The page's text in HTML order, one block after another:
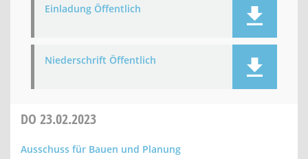
Einladung Öffentlich
Niederschrift Öffentlich
DO 23.02.2023
Ausschuss für Bauen und Planung